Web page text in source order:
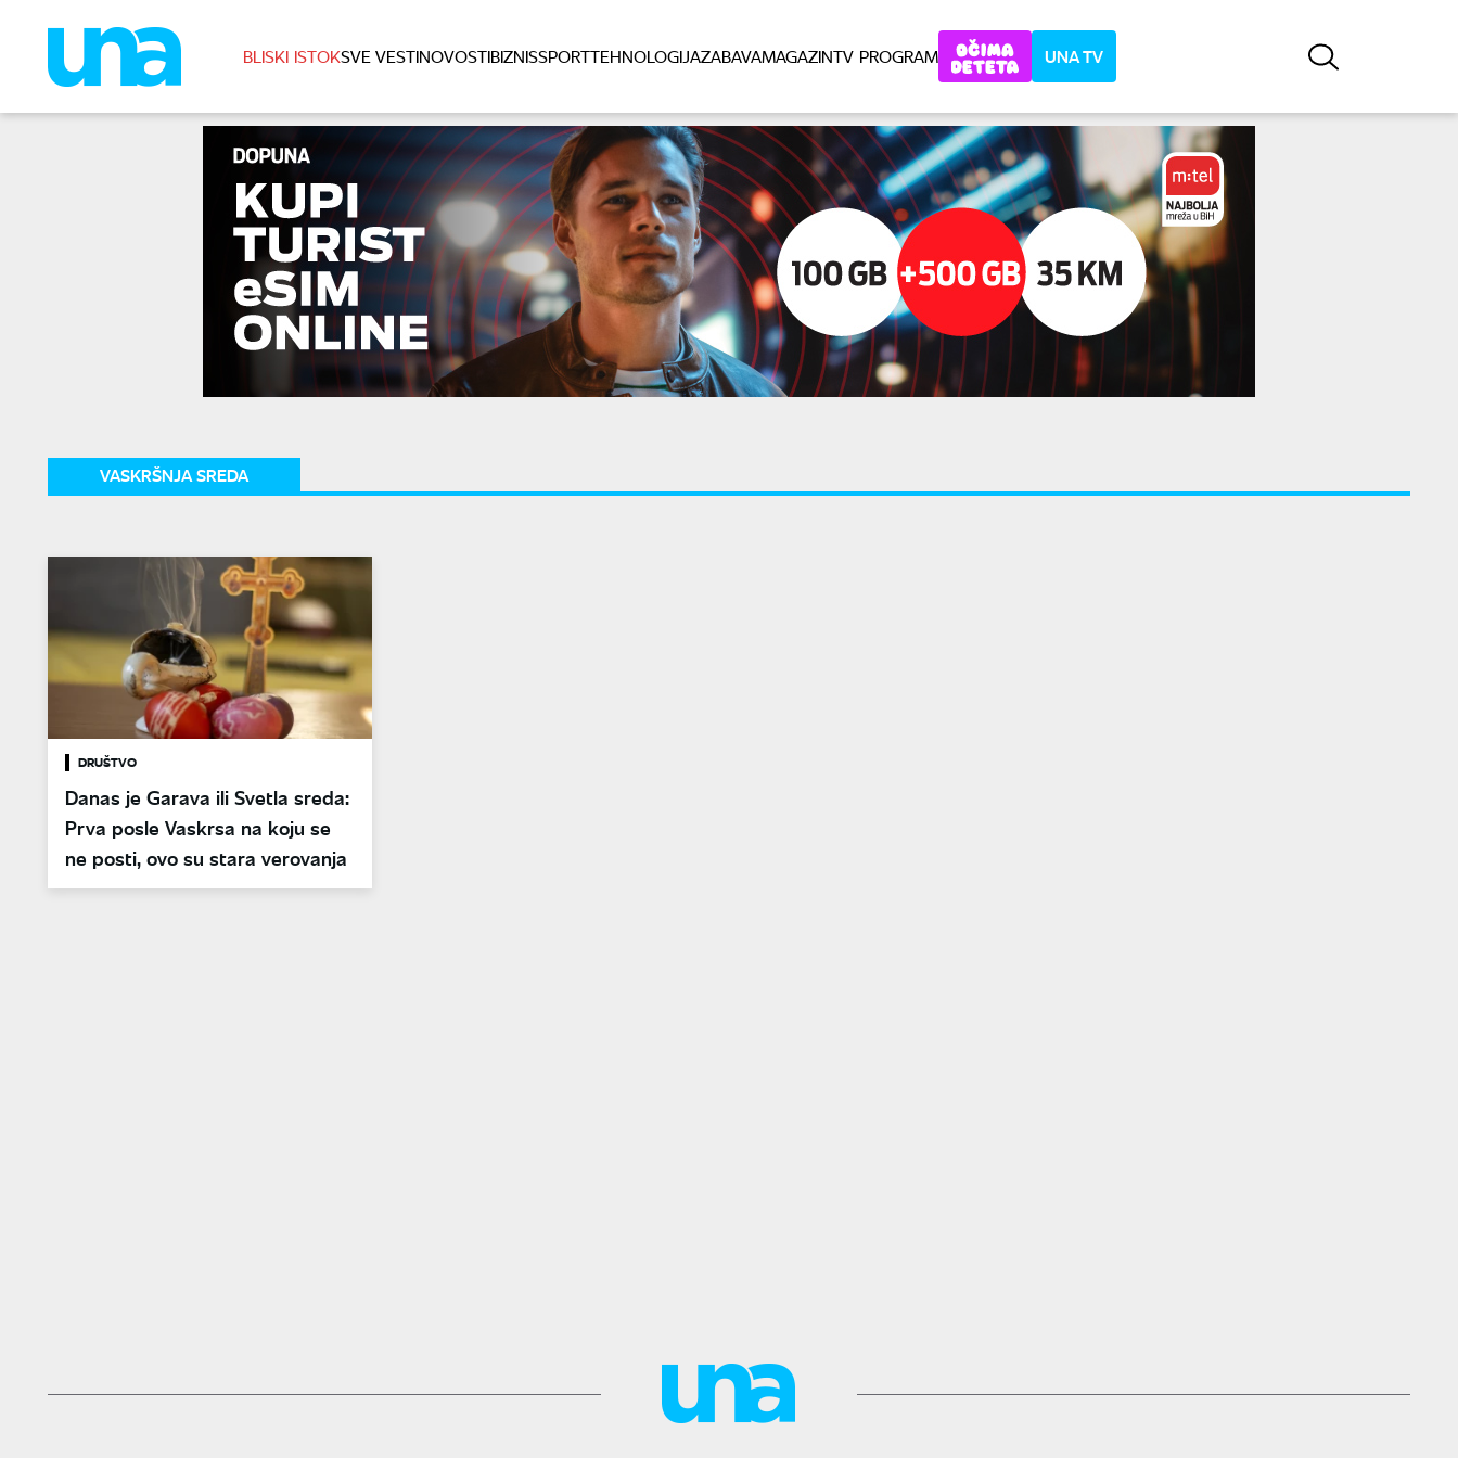
BLISKI ISTOKSVE VESTINOVOSTIBIZNISSPORTTEHNOLOGIJAZABAVAMAGAZINTV PROGRAM UNA TV
VASKRŠNJA SREDA
DRUŠTVO
Danas je Garava ili Svetla sreda:
Prva posle Vaskrsa na koju se
ne posti, ovo su stara verovanja